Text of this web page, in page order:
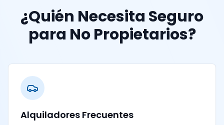
¿Quién Necesita Seguro
para No Propietarios?
Alquiladores Frecuentes